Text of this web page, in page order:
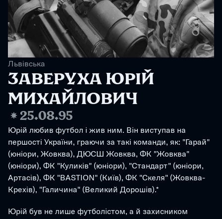
Львівська
ЗАВЕРУХА ЮРІЙ
МИХАЙЛОВИЧ
❋25.08.95
Юрій любив футбол і жив ним. Він виступав на
першості України, граючи за такі команди, як: "Гарай"
(юніори, Жовква), ДЮСШ Жовква, ФК "Жовква"
(юніори), ФК "Куликів" (юніори), "Стандарт" (юніори,
Артасів), ФК "BASTION" (Київ), ФК "Скеля" (Жовква-
Крехів), "Галичина" (Великий Дорошів).*
Юрій був не лише футболістом, а й захисником